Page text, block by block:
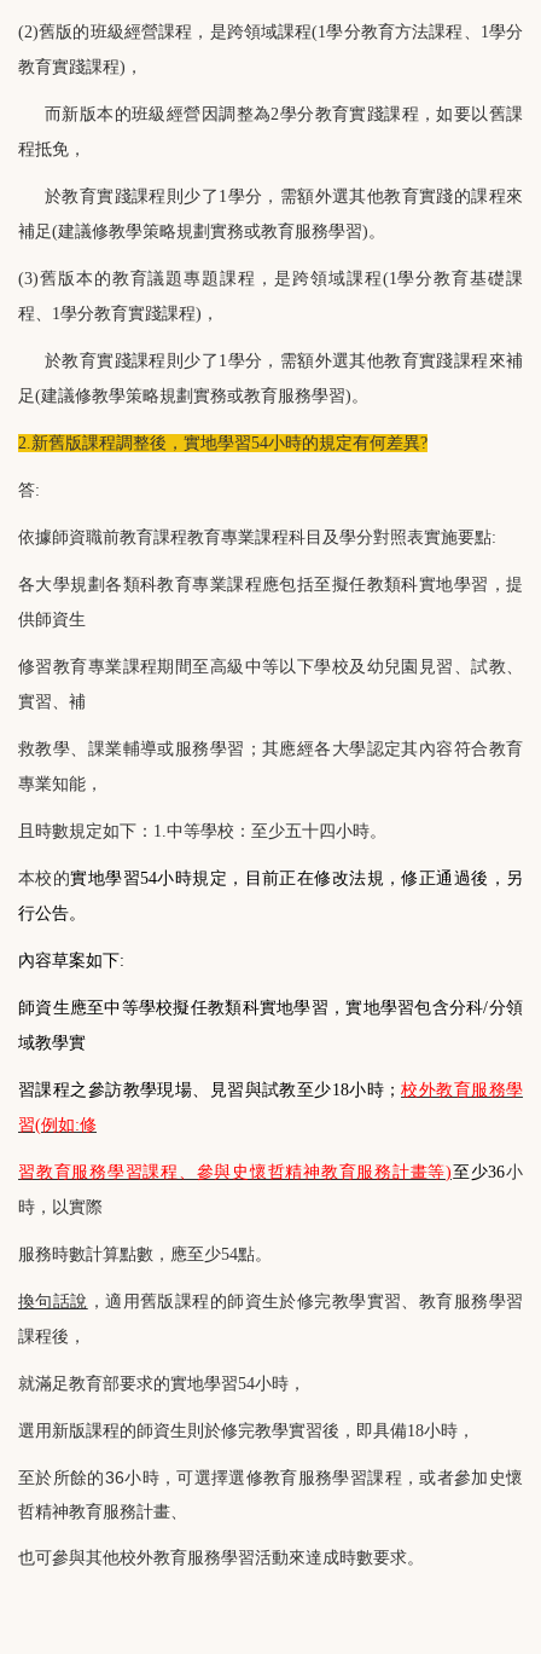
(2)舊版的班級經營課程，是跨領域課程(1學分教育方法課程、1學分
教育實踐課程)，
而新版本的班級經營因調整為2學分教育實踐課程，如要以舊課
程抵免，
於教育實踐課程則少了1學分，需額外選其他教育實踐的課程來
補足(建議修教學策略規劃實務或教育服務學習)。
(3)舊版本的教育議題專題課程，是跨領域課程(1學分教育基礎課
程、1學分教育實踐課程)，
於教育實踐課程則少了1學分，需額外選其他教育實踐課程來補
足(建議修教學策略規劃實務或教育服務學習) 。
2.新舊版課程調整後，實地學習54小時的規定有何差異?
答:
依據師資職前教育課程教育專業課程科目及學分對照表實施要點:
各大學規劃各類科教育專業課程應包括至擬任教類科實地學習，提
供師資生
修習教育專業課程期間至高級中等以下學校及幼兒園見習、試教、
實習、補
救教學、課業輔導或服務學習；其應經各大學認定其內容符合教育
專業知能，
且時數規定如下：1.中等學校：至少五十四小時。
本校的實地學習54小時規定，目前正在修改法規，修正通過後，另
行公告。
內容草案如下:
師資生應至中等學校擬任教類科實地學習，實地學習包含分科/分領
域教學實
習課程之參訪教學現場、見習與試教至少18小時；校外教育服務學
習(例如:修
習教育服務學習課程、參與史懷哲精神教育服務計畫等) 至少36小
時，以實際
服務時數計算點數，應至少54點。
換句話說 ，適用舊版課程的師資生於修完教學實習、教育服務學習
課程後，
就滿足教育部要求的實地學習54小時，
選用新版課程的師資生則於修完教學實習後，即具備18小時，
至於所餘的36小時，可選擇選修教育服務學習課程，或者參加史懷
哲精神教育服務計畫、
也可參與其他校外教育服務學習活動來達成時數要求。